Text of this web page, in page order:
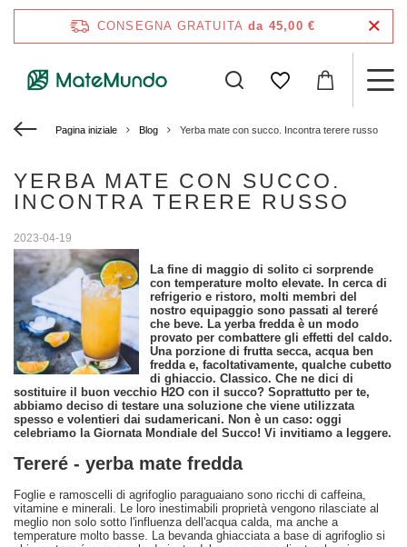
CONSEGNA GRATUITA da 45,00 €
Pagina iniziale Blog Yerba mate con succo. Incontra terere russo
YERBA MATE CON SUCCO.
INCONTRA TERERE RUSSO
2023-04-19
La fine di maggio di solito ci sorprende
con temperature molto elevate. In cerca di
refrigerio e ristoro, molti membri del
nostro equipaggio sono passati al tereré
che beve. La yerba fredda è un modo
provato per combattere gli effetti del caldo.
Una porzione di frutta secca, acqua ben
fredda e, facoltativamente, qualche cubetto
di ghiaccio. Classico. Che ne dici di
sostituire il buon vecchio H2O con il succo? Soprattutto per te,
abbiamo deciso di testare una soluzione che viene utilizzata
spesso e volentieri dai sudamericani. Non è un caso: oggi
celebriamo la Giornata Mondiale del Succo! Vi invitiamo a leggere.
Tereré - yerba mate fredda
Foglie e ramoscelli di agrifoglio paraguaiano sono ricchi di caffeina,
vitamine e minerali. Le loro inestimabili proprietà vengono rilasciate al
meglio non solo sotto l'influenza dell'acqua calda, ma anche a
temperature molto basse. La bevanda ghiacciata a base di agrifoglio si